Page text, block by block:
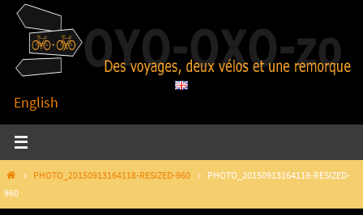
Passer
contenu
English
HOMEPHOTO_20150913164118-RESIZED-960
PHOTO_20150913164118-RESIZED-
960